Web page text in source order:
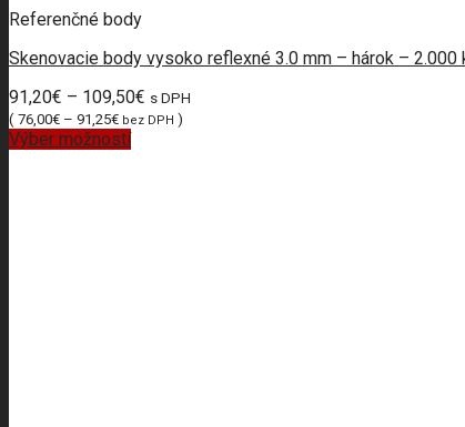
Referenčné body
Skenovacie body vysoko reflexné 3.0 mm – hárok – 2.000
91,20€ – 109,50€ s DPH
( 76,00€ – 91,25€ bez DPH )
Výber možností